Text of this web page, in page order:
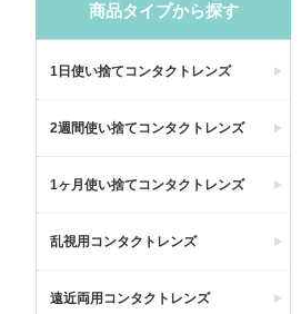
商品タイプから探す
1日使い捨てコンタクトレンズ
2週間使い捨てコンタクトレンズ
1ヶ月使い捨てコンタクトレンズ
乱視用コンタクトレンズ
遠近両用コンタクトレンズ